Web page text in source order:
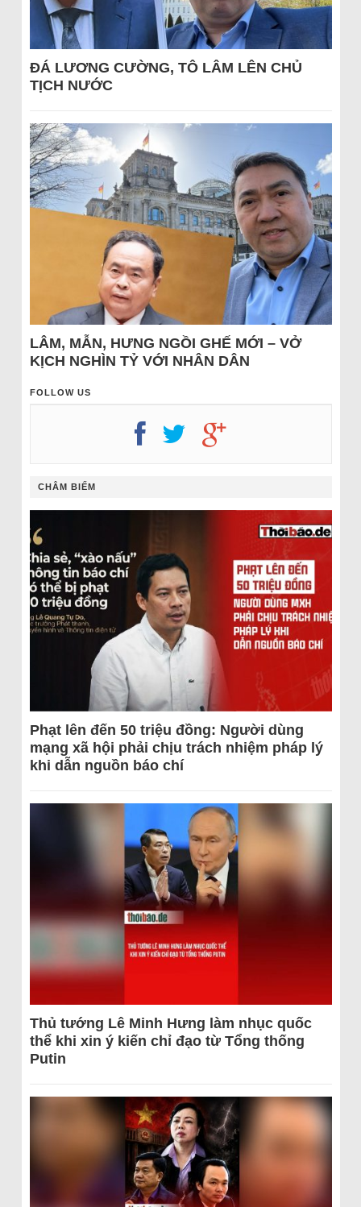
ĐÁ LƯƠNG CƯỜNG, TÔ LÂM LÊN CHỦ
TỊCH NƯỚC
LÂM, MẪN, HƯNG NGỒI GHẾ MỚI – VỞ
KỊCH NGHÌN TỶ VỚI NHÂN DÂN
FOLLOW US
CHÂM BIẾM
Phạt lên đến 50 triệu đồng: Người dùng
mạng xã hội phải chịu trách nhiệm pháp lý
khi dẫn nguồn báo chí
Thủ tướng Lê Minh Hưng làm nhục quốc
thể khi xin ý kiến chỉ đạo từ Tổng thống
Putin